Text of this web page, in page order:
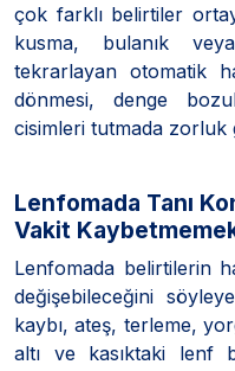
çok farklı belirtiler
kusma, bulanık
tekrarlayan otomatik
dönmesi, denge
cisimleri tutmada zorluk
Lenfomada Tanı
Vakit
Lenfomada belirtilerin
değişebileceğini
kaybı, ateş, terleme,
altı ve kasıktaki lenf